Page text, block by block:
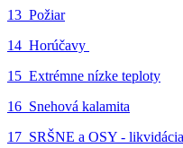
13_Požiar
14_Horúčavy
15_Extrémne nízke teploty
16_Snehová kalamita
17_SRŠNE a OSY - likvidácia